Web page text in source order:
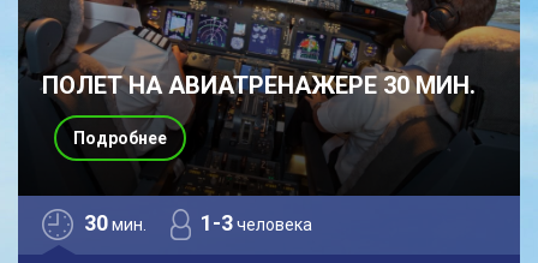
ПОЛЕТ НА АВИАТРЕНАЖЕРЕ 30 МИН.
30мин. 1-3человека
Подробнее